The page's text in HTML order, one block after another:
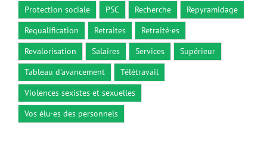
Protection sociale
PSC Recherche
Repyramidage
Requalification
Retraites
Retraité·es
Revalorisation
Salaires Services
Supérieur
Tableau d'avancement
Télétravail
Violences sexistes et sexuelles
Vos élu·es des personnels